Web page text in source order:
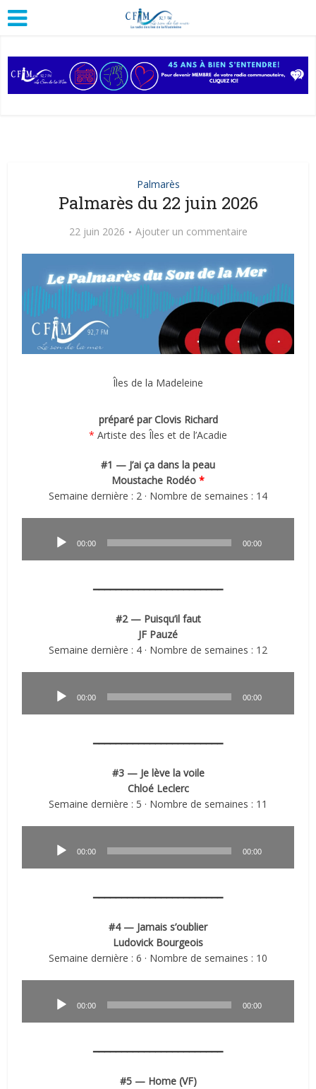
Palmarès
Palmarès du 22 juin 2026
22 juin 2026 Ajouter un commentaire
Îles de la Madeleine
préparé par Clovis Richard
* Artiste des Îles et de l’Acadie
#1 — J’ai ça dans la peau
Moustache Rodéo *
Semaine dernière : 2 · Nombre de semaines : 14
00:00 00:00
━━━━━━━━━━━━━━━━━━━━━━━
#2 — Puisqu’il faut
JF Pauzé
Semaine dernière : 4 · Nombre de semaines : 12
00:00 00:00
━━━━━━━━━━━━━━━━━━━━━━━
#3 — Je lève la voile
Chloé Leclerc
Semaine dernière : 5 · Nombre de semaines : 11
00:00 00:00
━━━━━━━━━━━━━━━━━━━━━━━
#4 — Jamais s’oublier
Ludovick Bourgeois
Semaine dernière : 6 · Nombre de semaines : 10
00:00 00:00
━━━━━━━━━━━━━━━━━━━━━━━
#5 — Home (VF)